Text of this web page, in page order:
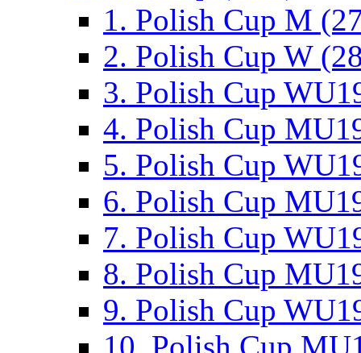
1. Polish Cup M
2. Polish Cup W
3. Polish Cup
4. Polish Cup
5. Polish Cup
6. Polish Cup
7. Polish Cup
8. Polish Cup
9. Polish Cup
10. Polish Cup